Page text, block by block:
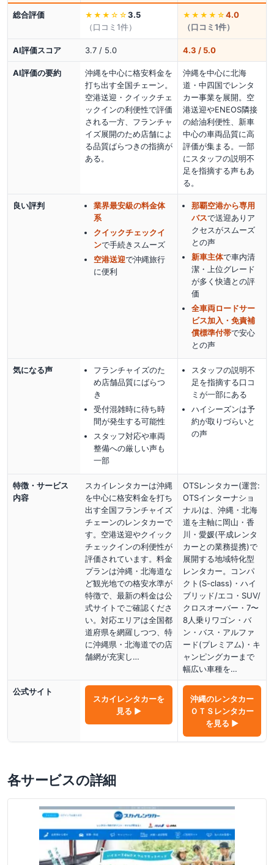
総合評価 ★★★ ☆☆ 3.5
（口コミ 1件）
★★★★ ☆ 4.0
（口コミ1件）
AI評価スコア 3.7 / 5.0 4.3 / 5.0
AI評価の要約
沖縄を中心に格安料金を
打ち出す全国チェーン。
空港送迎・クイックチェ
ックインの利便性で評価
される一方、フランチャ
イズ展開のため店舗によ
る品質ばらつきの指摘が
ある。
沖縄を中心に北海
道・中四国でレンタ
カー事業を展開。空
港送迎やENEOS隣接
の給油利便性、新車
中心の車両品質に高
評価が集まる。一部
にスタッフの説明不
足を指摘する声もあ
る。
良い評判
業界最安級の料金体
系
クイックチェックイ
ンで手続きスムーズ
空港送迎で沖縄旅行
に便利
那覇空港から専用
バスで送迎ありア
クセスがスムーズ
との声
新車主体で車内清
潔・上位グレード
が多く快適との評
価
全車両ロードサー
ビス加入・免責補
償標準付帯で安心
との声
気になる声
フランチャイズのた
め店舗品質にばらつ
き
受付混雑時に待ち時
間が発生する可能性
スタッフ対応や車両
整備への厳しい声も
一部
スタッフの説明不
足を指摘する口コ
ミが一部にある
ハイシーズンは予
約が取りづらいと
の声
特徴・サービス
内容
スカイレンタカーは沖縄
を中心に格安料金を打ち
出す全国フランチャイズ
チェーンのレンタカーで
す。空港送迎やクイック
チェックインの利便性が
評価されています。料金
プランは沖縄・北海道な
ど観光地での格安水準が
特徴で、最新の料金は公
式サイトでご確認くださ
い。対応エリアは全国都
道府県を網羅しつつ、特
に沖縄県・北海道での店
舗網が充実し…
OTSレンタカー(運営:
OTSインターナショ
ナル)は、沖縄・北海
道を主軸に岡山・香
川・愛媛(平成レンタ
カーとの業務提携)で
展開する地域特化型
レンタカー。コンパ
クト(S-class)・ハイ
ブリッド/エコ・SUV/
クロスオーバー・7〜
8人乗りワゴン・バ
ン・バス・アルファ
ード(プレミアム)・キ
ャンピングカーまで
幅広い車種を…
公式サイト
スカイレンタカーを
見る ▶
沖縄のレンタカー
ＯＴＳレンタカー
を見る ▶
各サービスの詳細